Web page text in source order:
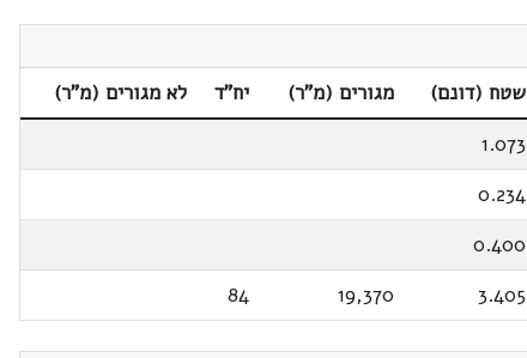
שטח (דונם) מגורים (מ"ר) יח"ד
לא מגורים (מ"ר)
1.073
0.234
0.400
3.405
19,370
84